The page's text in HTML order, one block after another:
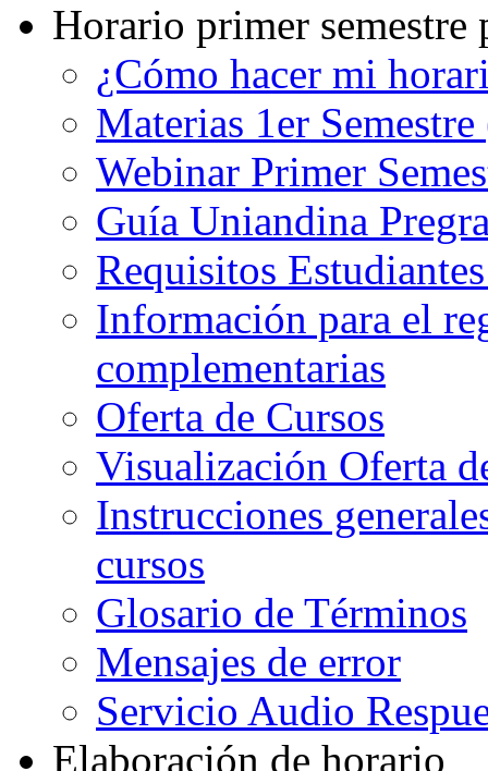
Horario primer semestre
¿Cómo hacer mi
Materias 1er
Webinar Primer
Guía Uniandina
Requisitos
Información para el
complementarias
Oferta de Cursos
Visualización Oferta
Instrucciones
cursos
Glosario de Términos
Mensajes de error
Servicio Audio
Elaboración de horario